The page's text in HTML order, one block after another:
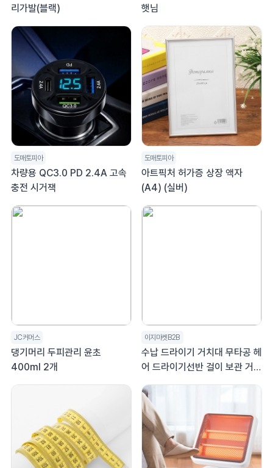
리가발(블랙)
햇님
도매토피아
차량용 QC3.0 PD 2.4A 고속
충전 시거잭
도매토피아
아트픽처 허가증 상장 액자
(A4) (실버)
JC커머스
댕기머리 두피관리 윤초
400ml 2개
이지마켓B2B
수납 드라이기 거치대 무타공 헤
어 드라이기선반 걸이 보관 거치
대